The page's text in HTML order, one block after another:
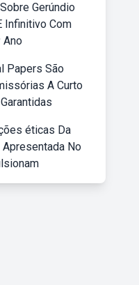
Gerúndio
Infinitivo Com
Ano
Papers São
A Curto
éticas Da
No